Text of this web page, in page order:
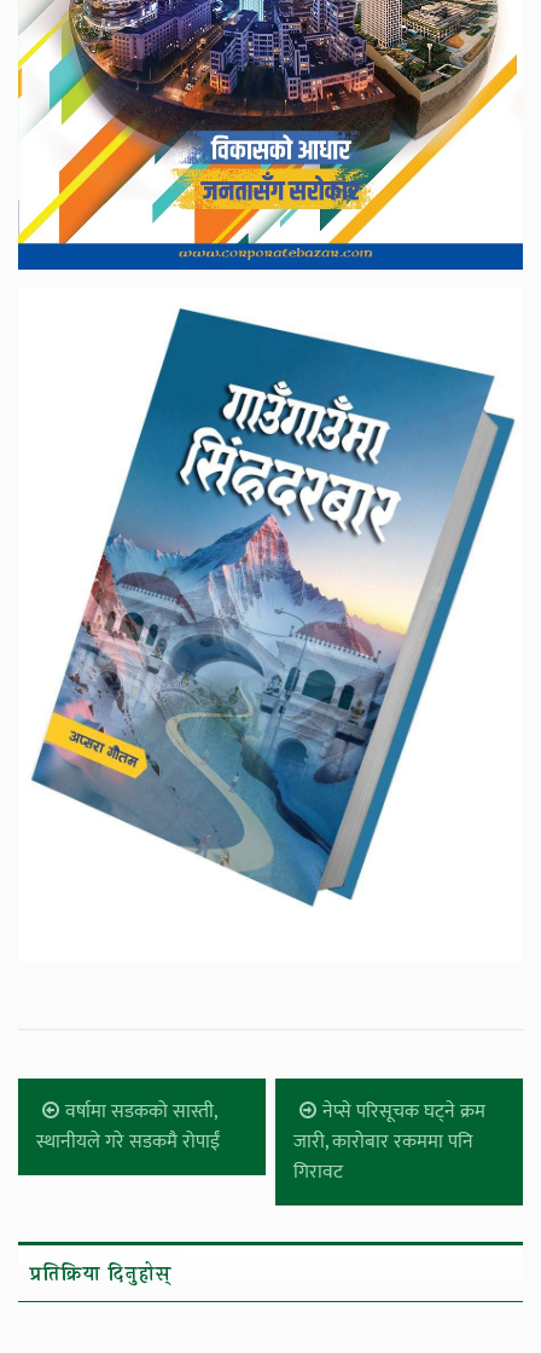
वर्षामा सडकको सास्ती,
स्थानीयले गरे सडकमै रोपाईं
नेप्से परिसूचक घट्ने क्रम
जारी, कारोबार रकममा पनि
गिरावट
प्रतिक्रिया दिनुहोस्